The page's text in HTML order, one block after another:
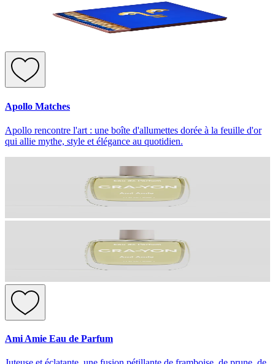
Apollo Matches
Apollo rencontre l'art : une boîte d'allumettes dorée à la feuille d'or
qui allie mythe, style et élégance au quotidien.
Ami Amie Eau de Parfum